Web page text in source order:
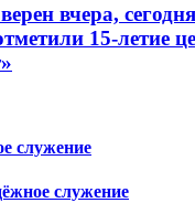
вчера,
15-летие
служение
служение